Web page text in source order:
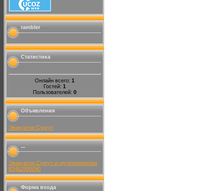
rambler
Статистика
Онлайн всего: 1
Гостей: 1
Пользователей: 0
Объявления
Эвакуатор Сургут
...
Эвакуатор Сургут и грузоперевозки
83462900090
Форма входа